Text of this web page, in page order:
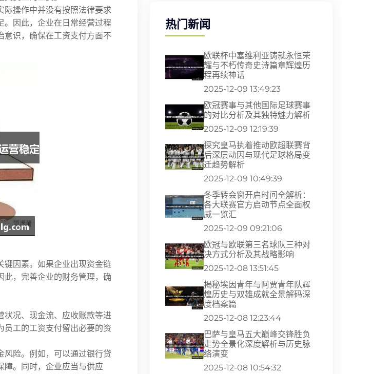
际操作中并没有按照法律要求
。因此，企业在日常经营过程
意识，确保在工资支付方面不
键因素。如果企业出现资金链
此，完善企业的财务管理，确
状况、现金流、应收账款等进
员工的工资支付留出必要的资
风险。例如，可以通过银行贷
障。同时，企业应当与供应
热门新闻
欧联杯中塞维利亚铸就永恒荣
耀与不朽传奇史诗篇章辉煌历
程再续神话
2025-12-09 13:49:23
欧冠赛事与其他国际足球赛事
的对比分析及其独特魅力解析
2025-12-09 12:19:39
探究皇马执着推动欧超联赛背
后深层动因与现代足球格局变
迁趋势解析
2025-12-09 10:49:39
冬季转会窗开启时间全解析：
各大联赛官方启动节点全面权
威一览汇
2025-12-09 09:21:06
欧冠与欧联第三名球队三种对
决方式分析及其战略影响
2025-12-08 13:51:45
揭秘埃因青年与阿贾青年队辉
煌历史与双雄成就全景解码深
度档案篇
2025-12-08 12:23:44
巴萨与皇马五大巅峰交锋胜负
走势全景化深度解析与历史脉
络演变
2025-12-08 10:54:32